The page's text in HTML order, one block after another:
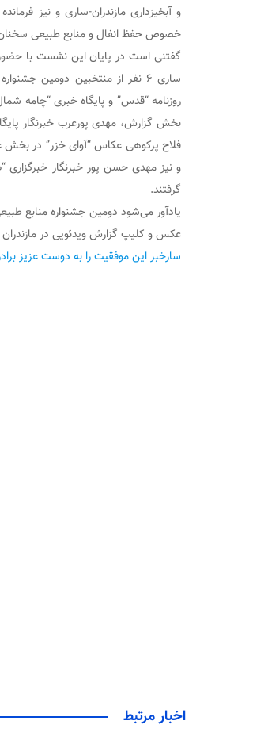
و آبخیزداری مازندران-ساری و نیز
خصوص حفظ انفال و منابع طبیعی سخنان
گفتنی است در پایان این نشست با حضور
ساری ۶ نفر از منتخبین دومین
روزنامه “قدس” و پايگاه خبری “چامه
بخش گزارش، مهدی پورعرب خبرنگار
فلاح پرکوهی عکاس “آوای خزر” در بخش
و نیز مهدی حسن پور خبرنگار خبرگزاری
گرفتند.
عکس و کلیپ گزارش ویدئویی در مازندران
سارخبر این موفقیت را به دوست عزیز
اخبار مرتبط